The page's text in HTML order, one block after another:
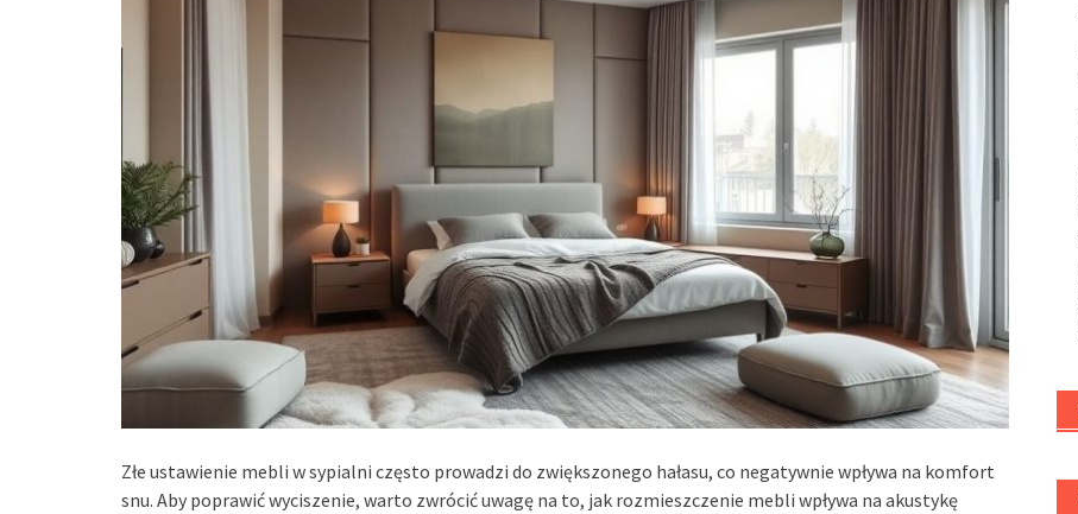
Złe ustawienie mebli w sypialni często prowadzi do zwiększonego hałasu, co negatywnie wpływa na komfort
snu. Aby poprawić wyciszenie, warto zwrócić uwagę na to, jak rozmieszczenie mebli wpływa na akustykę